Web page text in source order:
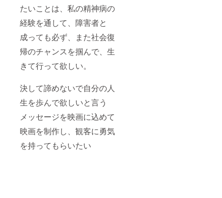
たいことは、私の精神病の
経験を通して、障害者と
成っても必ず、また社会復
帰のチャンスを掴んで、生
きて行って欲しい。
決して諦めないで自分の人
生を歩んで欲しいと言う
メッセージを映画に込めて
映画を制作し、観客に勇気
を持ってもらいたい